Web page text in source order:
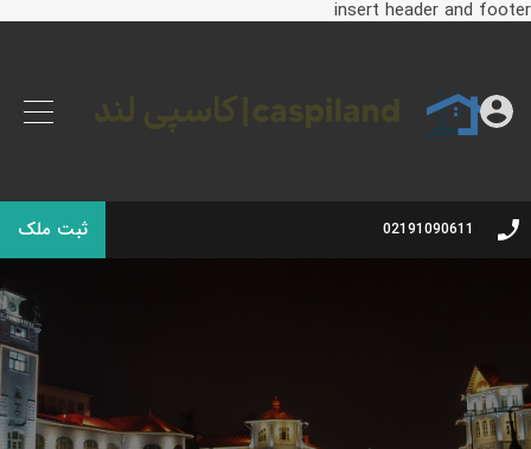
insert header and footer
02191090611 ثبت ملک